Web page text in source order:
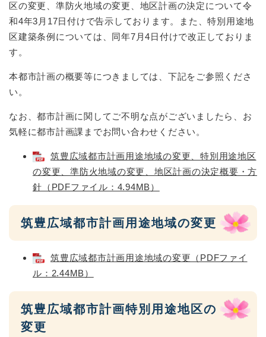
区の変更、準防火地域の変更、地区計画の決定について令
和4年3月17日付けで告示しております。また、特別用途地
区建築条例については、同年7月4日付けで改正しておりま
す。
本都市計画の概要等につきましては、下記をご参照くださ
い。
なお、都市計画に関してご不明な点がございましたら、お
気軽に都市計画課までお問い合わせください。
筑豊広域都市計画用途地域の変更、特別用途地区
の変更、準防火地域の変更、地区計画の決定概要・方
針（PDFファイル：4.94MB）
筑豊広域都市計画用途地域の変更
筑豊広域都市計画用途地域の変更（PDFファイ
ル：2.44MB）
筑豊広域都市計画特別用途地区の
変更